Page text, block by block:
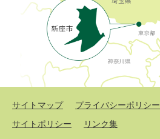
サイトマップ プライバシーポリシー
サイトポリシー
リンク集